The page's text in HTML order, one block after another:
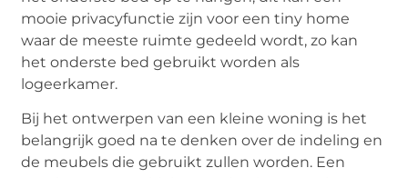
mooie privacyfunctie zijn voor een tiny home
waar de meeste ruimte gedeeld wordt, zo kan
het onderste bed gebruikt worden als
logeerkamer.
Bij het ontwerpen van een kleine woning is het
belangrijk goed na te denken over de indeling en
de meubels die gebruikt zullen worden. Een